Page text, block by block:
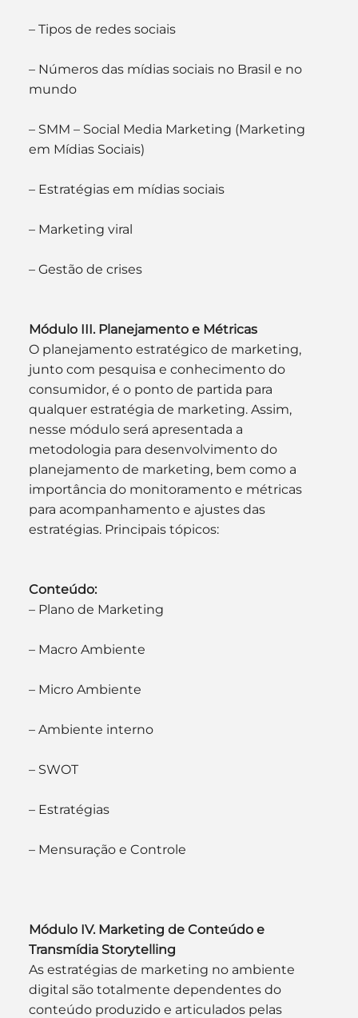
– Tipos de redes sociais
– Números das mídias sociais no Brasil e no
mundo
– SMM – Social Media Marketing (Marketing
em Mídias Sociais)
– Estratégias em mídias sociais
– Marketing viral
– Gestão de crises
Módulo III. Planejamento e Métricas
O planejamento estratégico de marketing,
junto com pesquisa e conhecimento do
consumidor, é o ponto de partida para
qualquer estratégia de marketing. Assim,
nesse módulo será apresentada a
metodologia para desenvolvimento do
planejamento de marketing, bem como a
importância do monitoramento e métricas
para acompanhamento e ajustes das
estratégias. Principais tópicos:
Conteúdo:
– Plano de Marketing
– Macro Ambiente
– Micro Ambiente
– Ambiente interno
– SWOT
– Estratégias
– Mensuração e Controle
Módulo IV. Marketing de Conteúdo e
Transmídia Storytelling
As estratégias de marketing no ambiente
digital são totalmente dependentes do
conteúdo produzido e articulados pelas